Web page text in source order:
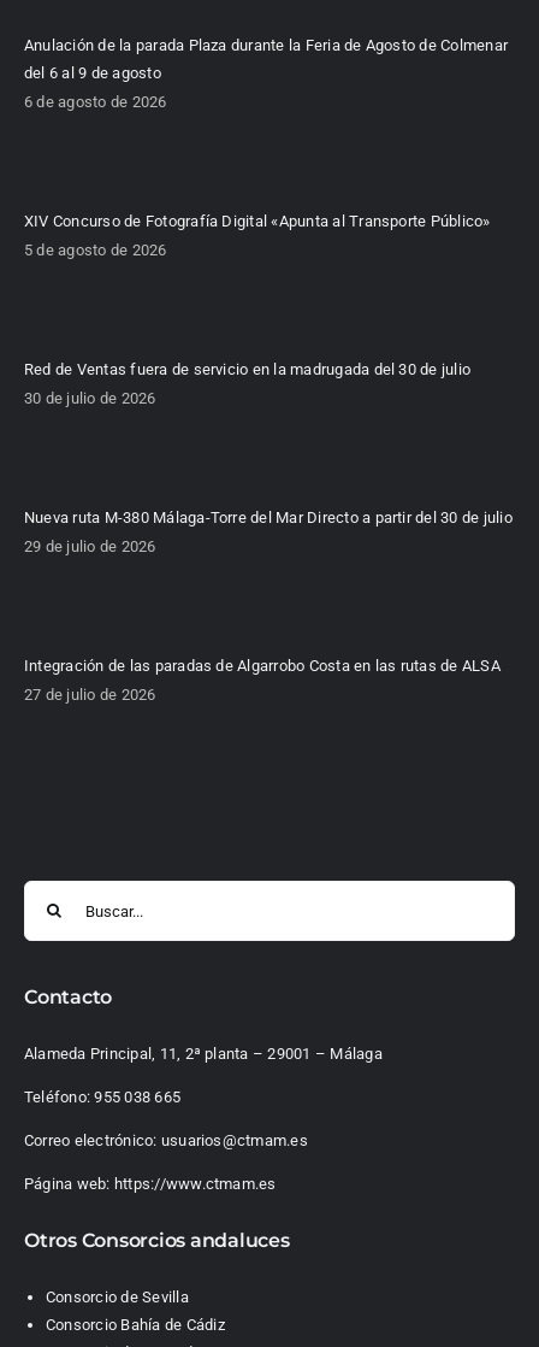
Anulación de la parada Plaza durante la Feria de Agosto de Colmenar
del 6 al 9 de agosto
6 de agosto de 2026
XIV Concurso de Fotografía Digital «Apunta al Transporte Público»
5 de agosto de 2026
Red de Ventas fuera de servicio en la madrugada del 30 de julio
30 de julio de 2026
Nueva ruta M-380 Málaga-Torre del Mar Directo a partir del 30 de julio
29 de julio de 2026
Integración de las paradas de Algarrobo Costa en las rutas de ALSA
27 de julio de 2026
Contacto
Alameda Principal, 11, 2ª planta – 29001 – Málaga
Teléfono:955 038 665
Correo electrónico: usuarios@ctmam.es
Página web: https://www.ctmam.es
Otros Consorcios andaluces
Consorcio de Sevilla
Consorcio Bahía de Cádiz